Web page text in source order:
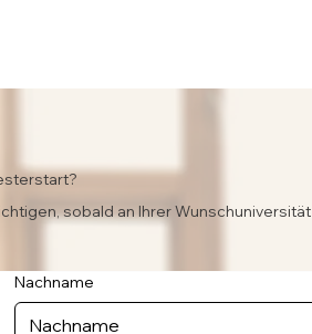
sobald an Ihrer Wunschuniversität
Nachname